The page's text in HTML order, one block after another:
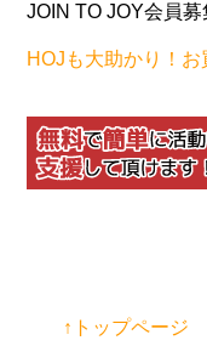
JOIN TO JOY会員
HOJも大助かり！お
↑トップページ